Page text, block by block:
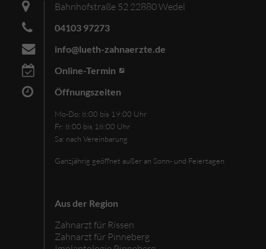
Bahnhofstraße 52 22880 Wedel
04103 97273
info@lueth-zahnaerzte.de
Online-Termin
Öffnungszeiten
Mo-Do: 8:00 bis 19:00 Uhr
Fr: 8:00 bis 18:00 Uhr
Sa: nach Vereinbarung
Ganzjährig geöffnet außer an Sonn- und Feiertagen
Aus der Region
Zahnarzt für Rissen
Zahnarzt für Pinneberg